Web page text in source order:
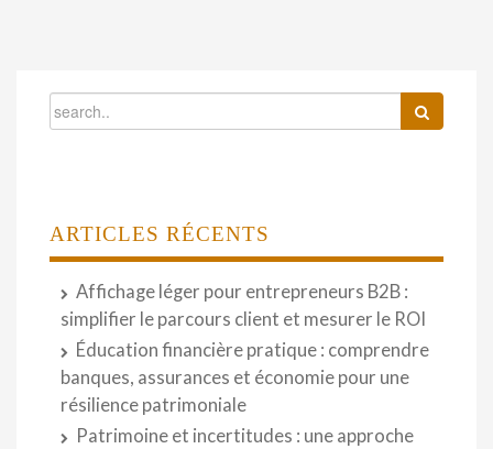
ARTICLES RÉCENTS
Affichage léger pour entrepreneurs B2B :
simplifier le parcours client et mesurer le ROI
Éducation financière pratique : comprendre
banques, assurances et économie pour une
résilience patrimoniale
Patrimoine et incertitudes : une approche